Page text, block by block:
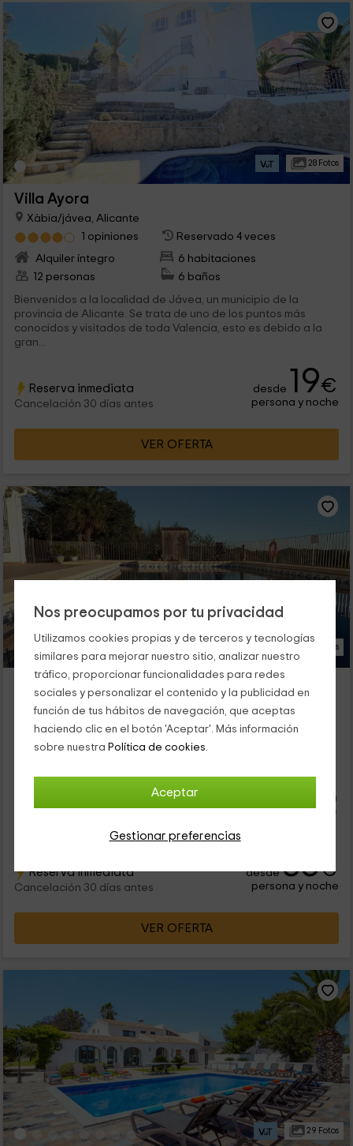
Nos preocupamos por tu privacidad
Utilizamos cookies propias y de terceros y tecnologías
similares para mejorar nuestro sitio, analizar nuestro
tráfico, proporcionar funcionalidades para redes
sociales y personalizar el contenido y la publicidad en
función de tus hábitos de navegación, que aceptas
haciendo clic en el botón 'Aceptar'. Más información
sobre nuestra Política de cookies.
Aceptar
Gestionar preferencias
28 Fotos
Villa Ayora
Xàbia/jávea, Alicante
1 opiniones
Reservado 4 veces
Alquiler íntegro
6 habitaciones
12 personas
6 baños
Bienvenidos a la localidad de Jávea, un municipio de la
provincia de Alicante. Se trata de uno de los puntos más
conocidos y visitados de toda Valencia, esto es debido a la
gran...
Reserva inmediata
Cancelación 30 días antes
desde 19€
persona y noche
VER OFERTA
17 Fotos
Casa Rural Mayans
Benissa, Alicante
Reservado 2 veces
Alquiler íntegro
8 habitaciones
ofrece a sus visitantes un entonro privilegiado entre el mar y la
montaña. Se trata de uno d elos pueblos con más encantro de
Reserva inmediata
Cancelación 30 días antes
desde36€
persona y noche
VER OFERTA
29 Fotos